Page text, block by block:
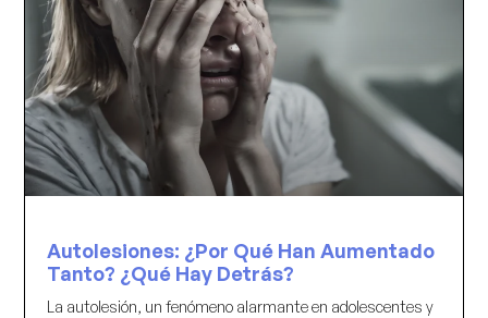
Autolesiones: ¿Por Qué Han Aumentado
Tanto? ¿Qué Hay Detrás?
La autolesión, un fenómeno alarmante en adolescentes y